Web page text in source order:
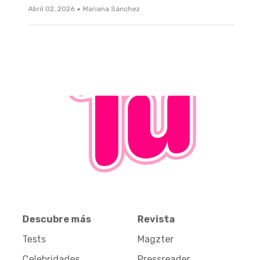
Abril 02, 2026 · Mariana Sánchez
Descubre más
Tests
Revista
Magzter